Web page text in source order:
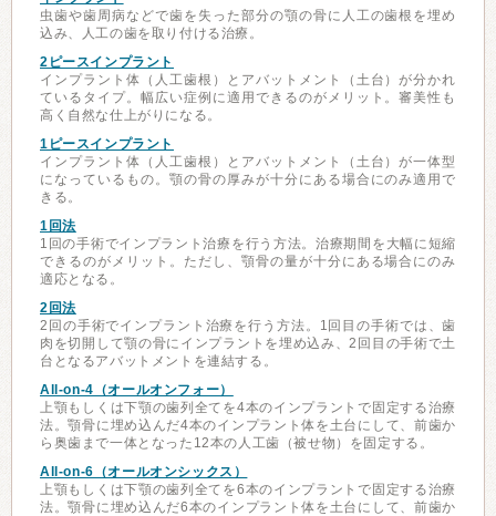
虫歯や歯周病などで歯を失った部分の顎の骨に人工の歯根を埋め
込み、人工の歯を取り付ける治療。
2ピースインプラント
インプラント体（人工歯根）とアバットメント（土台）が分かれ
ているタイプ。幅広い症例に適用できるのがメリット。審美性も
高く自然な仕上がりになる。
1ピースインプラント
インプラント体（人工歯根）とアバットメント（土台）が一体型
になっているもの。顎の骨の厚みが十分にある場合にのみ適用で
きる。
1回法
1回の手術でインプラント治療を行う方法。治療期間を大幅に短縮
できるのがメリット。ただし、顎骨の量が十分にある場合にのみ
適応となる。
2回法
2回の手術でインプラント治療を行う方法。1回目の手術では、歯
肉を切開して顎の骨にインプラントを埋め込み、2回目の手術で土
台となるアバットメントを連結する。
All-on-4（オールオンフォー）
上顎もしくは下顎の歯列全てを4本のインプラントで固定する治療
法。顎骨に埋め込んだ4本のインプラント体を土台にして、前歯か
ら奥歯まで一体となった12本の人工歯（被せ物）を固定する。
All-on-6（オールオンシックス）
上顎もしくは下顎の歯列全てを6本のインプラントで固定する治療
法。顎骨に埋め込んだ6本のインプラント体を土台にして、前歯か